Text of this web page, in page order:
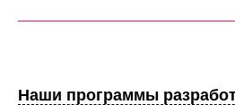
Наши программы